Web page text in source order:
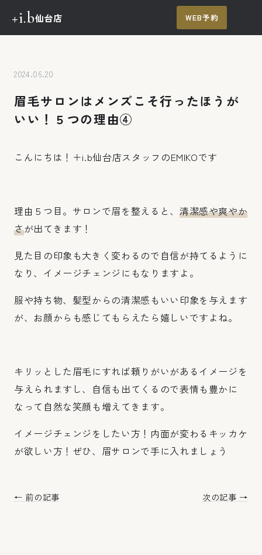
+i.b仙台店
TOP
メニュー・料金
施術の流れ
ご予約・お問い合わせ
WEB予約
2024.06.20
眉毛サロンはメンズこそ行ったほうが
いい！５つの理由④
こんにちは！＋i.b仙台店スタッフのEMIKOです
理由５つ目。サロンで眉を整えると、 清潔感や爽やか
さが出てきます！
見た目の印象も大きく変わるので自信が持てるように
なり、イメージチェンジにもなりますよ。
服や持ち物、髪型からの清潔感もいい印象を与えます
が、お顔からも感じてもらえたら嬉しいですよね。
キリッとした眉毛にすれば頼りがいがあるイメージを
与えられますし、自信も出てくるので表情も豊かに
なって自然な笑顔も増えてきます。
イメージチェンジをしたい方！内面が変わるキッカケ
が欲しい方！ぜひ、眉サロンで手に入れましょう
← 前の記事 次の記事 →